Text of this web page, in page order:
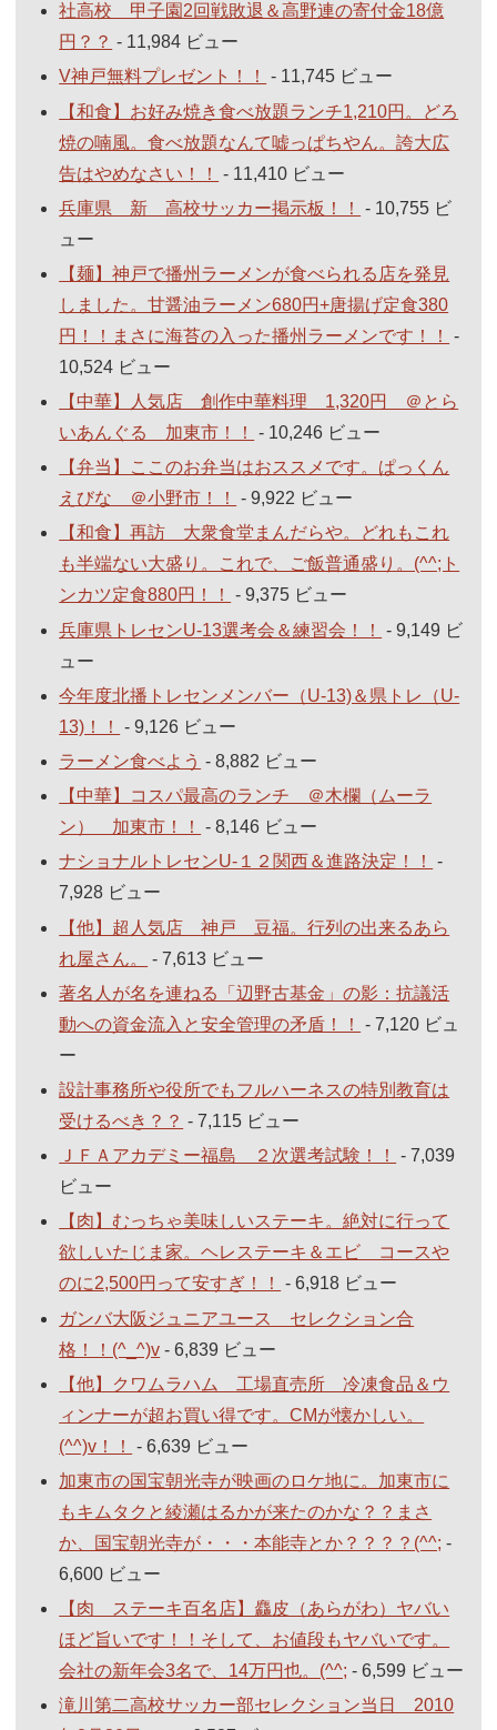
社高校 甲子園2回戦敗退＆高野連の寄付金18億
円？？ - 11,984 ビュー
V神戸無料プレゼント！！
- 11,745 ビュー
【和食】お好み焼き食べ放題ランチ1,210円。どろ
焼の喃風。食べ放題なんて嘘っぱちやん。誇大広
告はやめなさい！！
- 11,410 ビュー
兵庫県 新 高校サッカー掲示板！！
- 10,755 ビ
ュー
【麺】神戸で播州ラーメンが食べられる店を発見
しました。甘醤油ラーメン680円+唐揚げ定食380
円！！まさに海苔の入った播州ラーメンです！！
-
10,524 ビュー
【中華】人気店 創作中華料理 1,320円 ＠とら
いあんぐる 加東市！！
- 10,246 ビュー
【弁当】ここのお弁当はおススメです。ぱっくん
えびな ＠小野市！！
- 9,922 ビュー
【和食】再訪 大衆食堂まんだらや。どれもこれ
も半端ない大盛り。これで、ご飯普通盛り。(^^;ト
ンカツ定食880円！！
- 9,375 ビュー
兵庫県トレセンU-13選考会＆練習会！！
- 9,149 ビ
ュー
今年度北播トレセンメンバー（U-13)＆県トレ（U-
13)！！
- 9,126 ビュー
ラーメン食べよう - 8,882 ビュー
【中華】コスパ最高のランチ ＠木欄（ムーラ
ン） 加東市！！
- 8,146 ビュー
ナショナルトレセンU-１２関西＆進路決定！！
-
7,928 ビュー
【他】超人気店 神戸 豆福。行列の出来るあら
れ屋さん。
- 7,613 ビュー
著名人が名を連ねる「辺野古基金」の影：抗議活
動への資金流入と安全管理の矛盾！！
- 7,120 ビュ
ー
設計事務所や役所でもフルハーネスの特別教育は
受けるべき？？ - 7,115 ビュー
ＪＦＡアカデミー福島 ２次選考試験！！
- 7,039
ビュー
【肉】むっちゃ美味しいステーキ。絶対に行って
欲しいたじま家。ヘレステーキ＆エビ コースや
のに2,500円って安すぎ！！
- 6,918 ビュー
ガンバ大阪ジュニアユース セレクション合
格！！(^_^)v - 6,839 ビュー
【他】クワムラハム 工場直売所 冷凍食品＆ウ
ィンナーが超お買い得です。CMが懐かしい。
(^^)v！！
- 6,639 ビュー
加東市の国宝朝光寺が映画のロケ地に。加東市に
もキムタクと綾瀬はるかが来たのかな？？まさ
か、国宝朝光寺が・・・本能寺とか？？？？(^^; -
6,600 ビュー
【肉 ステーキ百名店】麤皮（あらがわ）ヤバい
ほど旨いです！！そして、お値段もヤバいです。
会社の新年会3名で、14万円也。(^^; - 6,599 ビュー
滝川第二高校サッカー部セレクション当日 2010